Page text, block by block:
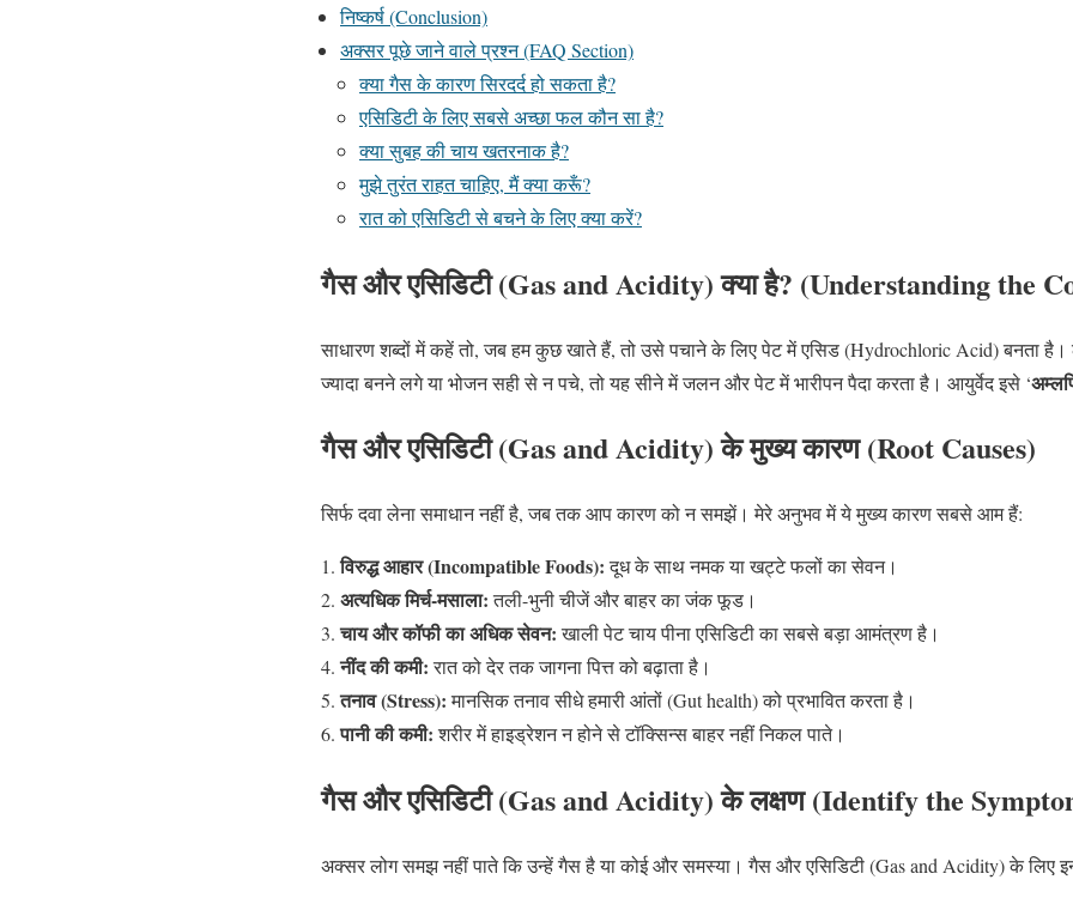
निष्कर्ष (Conclusion)
अक्सर पूछे जाने वाले प्रश्न (FAQ Section)
क्या गैस के कारण सिरदर्द हो सकता है?
एसिडिटी के लिए सबसे अच्छा फल कौन सा है?
क्या सुबह की चाय खतरनाक है?
मुझे तुरंत राहत चाहिए, मैं क्या करूँ?
रात को एसिडिटी से बचने के लिए क्या करें?
गैस और एसिडिटी (Gas and Acidity) क्या है? (Understanding the
साधारण शब्दों में कहें तो, जब हम कुछ खाते हैं, तो उसे पचाने के लिए पेट में एसिड (Hydrochloric Acid) बनता
ज्यादा बनने लगे या भोजन सही से न पचे, तो यह सीने में जलन और पेट में भारीपन पैदा करता है। आयुर्वेद इसे ‘
गैस और एसिडिटी (Gas and Acidity) के मुख्य कारण (Root Causes)
सिर्फ दवा लेना समाधान नहीं है, जब तक आप कारण को न समझें। मेरे अनुभव में ये मुख्य कारण सबसे आम हैं:
विरुद्ध आहार (Incompatible Foods):दूध के साथ नमक या खट्टे फलों का सेवन।
अत्यधिक मिर्च-मसाला:तली-भुनी चीजें और बाहर का जंक फूड।
चाय और कॉफी का अधिक सेवन:खाली पेट चाय पीना एसिडिटी का सबसे बड़ा आमंत्रण है।
नींद की कमी:रात को देर तक जागना पित्त को बढ़ाता है।
तनाव (Stress):मानसिक तनाव सीधे हमारी आंतों (Gut health) को प्रभावित करता है।
पानी की कमी:शरीर में हाइड्रेशन न होने से टॉक्सिन्स बाहर नहीं निकल पाते।
गैस और एसिडिटी (Gas and Acidity) के लक्षण (Identify the
अक्सर लोग समझ नहीं पाते कि उन्हें गैस है या कोई और समस्या। गैस और एसिडिटी (Gas and Acidity) के लिए